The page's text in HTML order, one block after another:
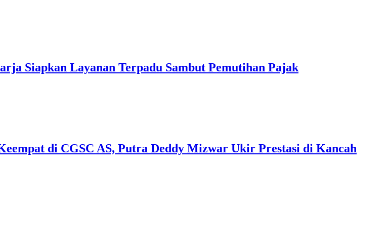
Siapkan Layanan Terpadu Sambut Pemutihan Pajak
di CGSC AS, Putra Deddy Mizwar Ukir Prestasi di Kancah